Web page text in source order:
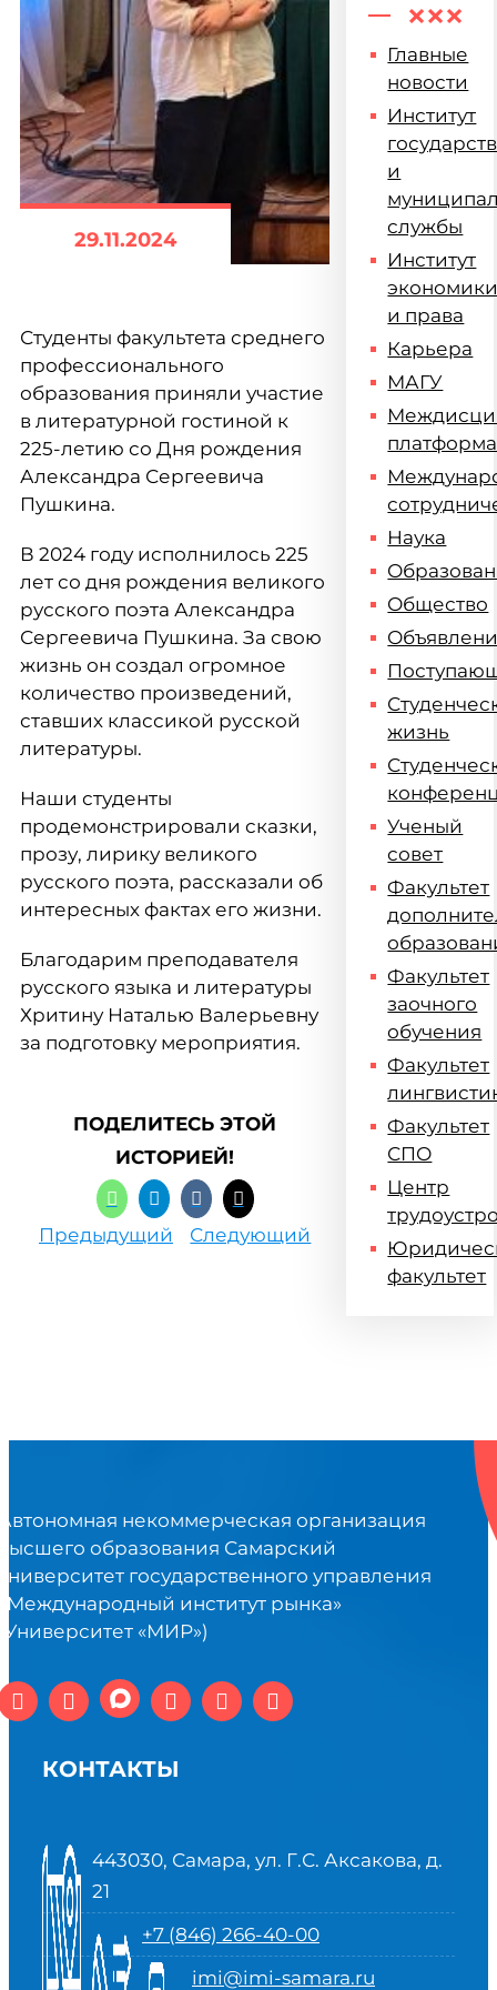
29.11.2024
Студенты факультета среднего
профессионального
образования приняли участие
в литературной гостиной к
225-летию со Дня рождения
Александра Сергеевича
Пушкина.
В 2024 году исполнилось 225
лет со дня рождения великого
русского поэта Александра
Сергеевича Пушкина. За свою
жизнь он создал огромное
количество произведений,
ставших классикой русской
литературы.
Наши студенты
продемонстрировали сказки,
прозу, лирику великого
русского поэта, рассказали об
интересных фактах его жизни.
Благодарим преподавателя
русского языка и литературы
Хритину Наталью Валерьевну
за подготовку мероприятия.
ПОДЕЛИТЕСЬ ЭТОЙ
ИСТОРИЕЙ!
Предыдущий Следующий
Главные
новости
Институт
и
службы
Институт
и права
Карьера
МАГУ
платформа
Наука
Общество
жизнь
Ученый
совет
Факультет
Факультет
заочного
обучения
Факультет
Факультет
СПО
Центр
факультет
некоммерческая организация
образования Самарский
государственного управления
институт рынка»
«МИР»)
КОНТАКТЫ
443030, Самара, ул. Г.С. Аксакова, д.
21
+7 (846) 266-40-00
imi@imi-samara.ru